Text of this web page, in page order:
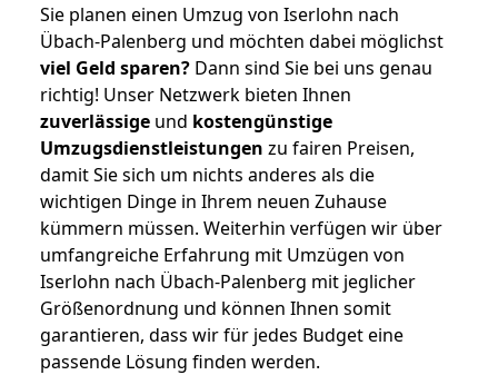
Sie planen einen Umzug von Iserlohn nach
Übach-Palenberg und möchten dabei möglichst
viel Geld sparen? Dann sind Sie bei uns genau
richtig! Unser Netzwerk bieten Ihnen
zuverlässige und kostengünstige
Umzugsdienstleistungen zu fairen Preisen,
damit Sie sich um nichts anderes als die
wichtigen Dinge in Ihrem neuen Zuhause
kümmern müssen. Weiterhin verfügen wir über
umfangreiche Erfahrung mit Umzügen von
Iserlohn nach Übach-Palenberg mit jeglicher
Größenordnung und können Ihnen somit
garantieren, dass wir für jedes Budget eine
passende Lösung finden werden.